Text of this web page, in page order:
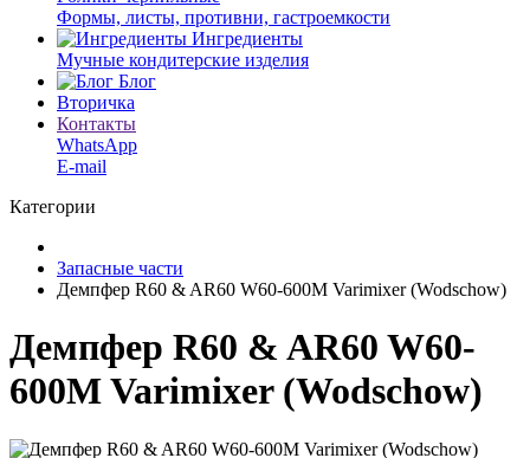
Формы, листы, противни, гастроемкости
Ингредиенты
Мучные кондитерские изделия
Блог
Вторичка
Контакты
WhatsApp
E-mail
Категории
Запасные части
Демпфер R60 & AR60 W60-600M Varimixer (Wodschow)
Демпфер R60 & AR60 W60-
600M Varimixer (Wodschow)